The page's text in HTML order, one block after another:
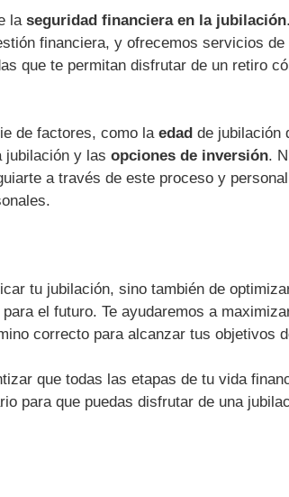
la seguridad financiera en la jubilación
financiera, y ofrecemos servicios
que te permitan disfrutar de un retiro
de factores, como la edad de jubilación
jubilación y las opciones de inversión.
a través de este proceso y
tu jubilación, sino también de
el futuro. Te ayudaremos a
correcto para alcanzar tus objetivos
que todas las etapas de tu vida
para que puedas disfrutar de una